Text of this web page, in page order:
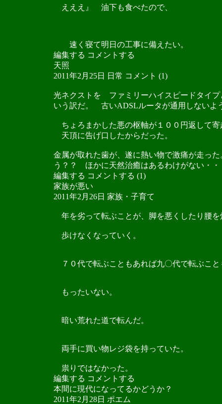
えええ』 油下も食べたので、
速く寝て明日の工事に備えたい。
編集する コメントする
天照
2011年2月25日 日常 コメント (1)
光ネクストを ファミリーハイスピードタイプ
いう訳だ。 古いADSLルータが通用しないよ
ちょろまかした悪の枢軸が１００円返して寄
天頂に告げ口したからだった。
金属が取れた歯が、遂に熱い物で激痛が走っ
う？？ ほかに天然治癒はあるわけがない・・
編集する コメントする (1)
家族が悪い
2011年2月26日 家族・子育て
年を劣って転ぶことが、脚を悪くしたり腰を
歩けなくなっていく。
７０代で転ぶこともあれば九〇代で転ぶこと
もったいない。
暗い荒れた道で転んだ。
両手に買い物レジ袋を持っていた。
祟りではなかった。
編集する コメントする
本間に現代になってるかどうか？
2011年2月28日 ポエム